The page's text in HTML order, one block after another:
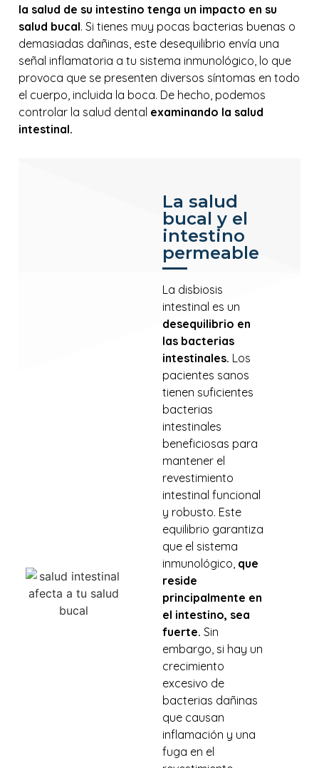
la salud de su intestino tenga un impacto en su
salud bucal. Si tienes muy pocas bacterias buenas o
demasiadas dañinas, este desequilibrio envía una
señal inflamatoria a tu sistema inmunológico, lo que
provoca que se presenten diversos síntomas en todo
el cuerpo, incluida la boca. De hecho, podemos
controlar la salud dental examinando la salud
intestinal.
La salud
bucal y el
intestino
permeable
La disbiosis
intestinal es un
desequilibrio en
las bacterias
intestinales. Los
pacientes sanos
tienen suficientes
bacterias
intestinales
beneficiosas para
mantener el
revestimiento
intestinal funcional
y robusto. Este
equilibrio garantiza
que el sistema
inmunológico, que
reside
principalmente en
el intestino, sea
fuerte. Sin
embargo, si hay un
crecimiento
excesivo de
bacterias dañinas
que causan
inflamación y una
fuga en el